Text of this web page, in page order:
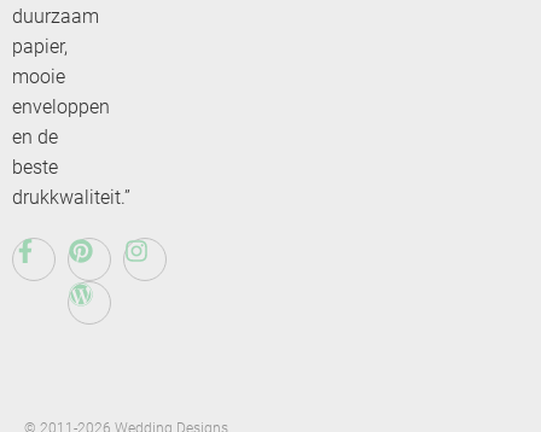
duurzaam
papier,
mooie
enveloppen
en de
beste
drukkwaliteit.”